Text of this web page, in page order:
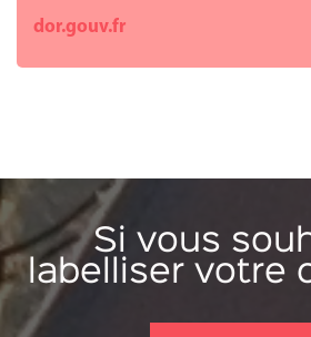
dor.gouv.fr
Si vous
labelliser votre